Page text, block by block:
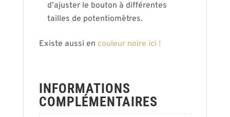
d’ajuster le bouton à différentes
tailles de potentiomètres.
Existe aussi en couleur noire ici !
INFORMATIONS
COMPLÉMENTAIRES